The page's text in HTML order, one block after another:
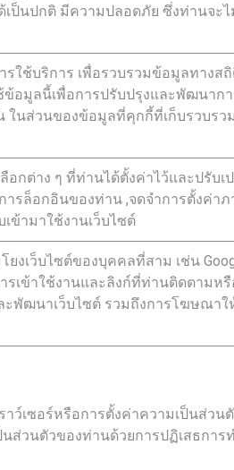
เป็นปกติ มีความปลอดภัย ซึ่งท่านจะ
ใช้บริการ เพื่อรวบรวมข้อมูลทางสถิ
อมูลนี้เพื่อการปรับปรุงและพัฒนาก
นส่วนของข้อมูลที่คุกกี้ที่เก็บรวบรว
อกต่าง ๆ ที่ท่านได้ตั้งค่าไว้และปรับ
ารล็อกอินของท่าน ,จดจำการตั้งค่า
ข้ามาใช้งานเว็บไซต์
งเว็บไซต์ของบุคคลที่สาม เช่น
รเข้าใช้งานและลิงก์ที่ท่านติดตามห
พัฒนาเว็บไซต์ รวมถึงการโฆษณา
เซอร์หรือการตั้งค่าความเป็นส่วน
ส่วนตัวของท่านด้วยการปฏิเสธกา